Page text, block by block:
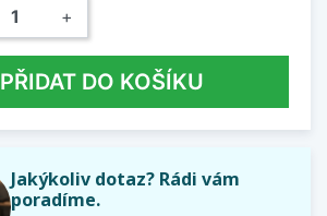
+
PŘIDAT DO KOŠÍKU
Jakýkoliv dotaz? Rádi vám
poradíme.